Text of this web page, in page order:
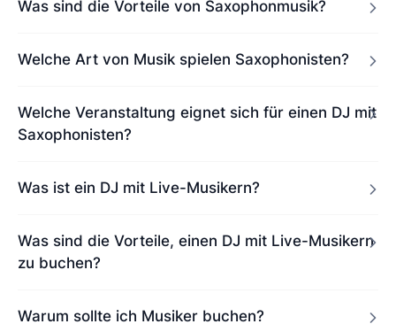
Was sind die Vorteile von Saxophonmusik?
Welche Art von Musik spielen Saxophonisten?
Welche Veranstaltung eignet sich für einen DJ mit
Saxophonisten?
Was ist ein DJ mit Live-Musikern?
Was sind die Vorteile, einen DJ mit Live-Musikern
zu buchen?
Warum sollte ich Musiker buchen?